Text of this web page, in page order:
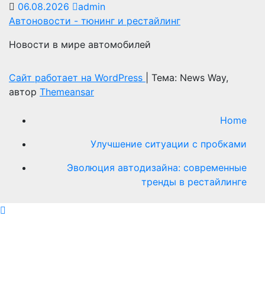
06.08.2026
admin
Автоновости - тюнинг и рестайлинг
Новости в мире автомобилей
Сайт работает на WordPress
Тема: News Way,
автор Themeansar
Home
Улучшение ситуации с пробками
Эволюция автодизайна: современные
тренды в рестайлинге